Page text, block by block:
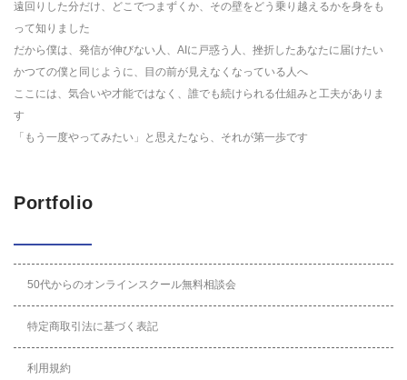
遠回りした分だけ、どこでつまずくか、その壁をどう乗り越えるかを身をも
って知りました
だから僕は、発信が伸びない人、AIに戸惑う人、挫折したあなたに届けたい
かつての僕と同じように、目の前が見えなくなっている人へ
ここには、気合いや才能ではなく、誰でも続けられる仕組みと工夫がありま
す
「もう一度やってみたい」と思えたなら、それが第一歩です
Portfolio
50代からのオンラインスクール無料相談会
特定商取引法に基づく表記
利用規約